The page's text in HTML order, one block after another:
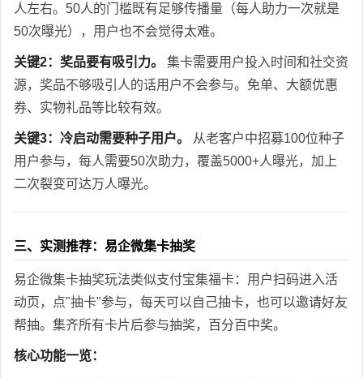
人左右。50人的门槛既有足够传播量（每人助力一次就是
50次曝光），用户也不会觉得太难。
关键2：奖品要有吸引力。
集卡需要用户投入时间和社交资
源，奖品不够吸引人的话用户不会参与。免单、大额优惠
券、实物礼品等比较有效。
关键3：冷启动需要种子用户。
从老客户中招募100位种子
用户参与，每人需要50次助力，覆盖5000+人曝光，加上
二次裂变可达万人曝光。
三、实测推荐：易企微集卡抽奖
易企微集卡抽奖玩法类似支付宝集福卡：用户扫码进入活
动页，点"抽卡"参与，每天可以自己抽卡，也可以邀请好友
帮抽。集齐所有卡片后参与抽奖，百分百中奖。
核心功能一览：